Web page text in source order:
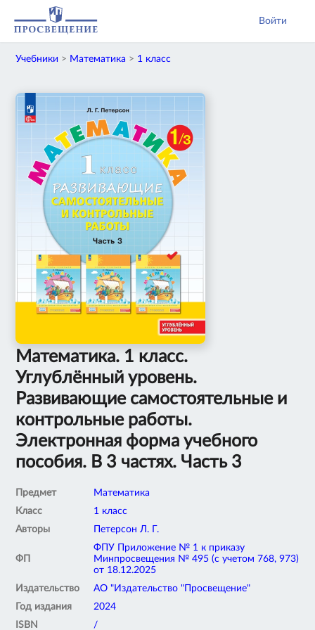
Войти
Учебники > Математика > 1 класс
Математика. 1 класс.
Углублённый уровень.
Развивающие самостоятельные и
контрольные работы.
Электронная форма учебного
пособия. В 3 частях. Часть 3
Предмет
Математика
Класс
1 класс
Авторы
Петерсон Л. Г.
ФП
ФПУ Приложение № 1 к приказу
Минпросвещения № 495 (с учетом 768, 973)
от 18.12.2025
Издательство
АО "Издательство "Просвещение"
Год издания
2024
ISBN
/